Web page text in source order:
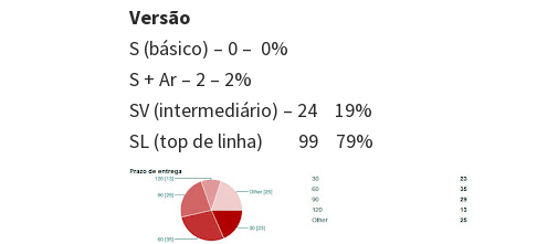
Versão
S (básico) – 0 – 0%
S + Ar – 2 – 2%
SV (intermediário) – 24 19%
SL (top de linha) 99 79%